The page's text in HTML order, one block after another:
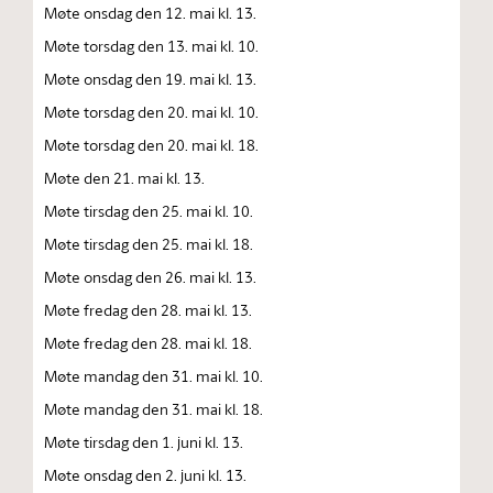
Møte onsdag den 12. mai kl. 13.
Møte torsdag den 13. mai kl. 10.
Møte onsdag den 19. mai kl. 13.
Møte torsdag den 20. mai kl. 10.
Møte torsdag den 20. mai kl. 18.
Møte den 21. mai kl. 13.
Møte tirsdag den 25. mai kl. 10.
Møte tirsdag den 25. mai kl. 18.
Møte onsdag den 26. mai kl. 13.
Møte fredag den 28. mai kl. 13.
Møte fredag den 28. mai kl. 18.
Møte mandag den 31. mai kl. 10.
Møte mandag den 31. mai kl. 18.
Møte tirsdag den 1. juni kl. 13.
Møte onsdag den 2. juni kl. 13.